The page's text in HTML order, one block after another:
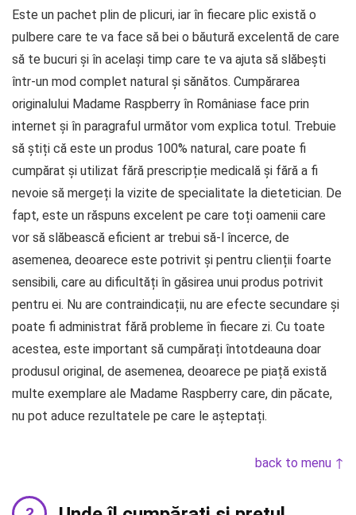
Este un pachet plin de plicuri, iar în fiecare plic există o
pulbere care te va face să bei o băutură excelentă de care
să te bucuri și în același timp care te va ajuta să slăbești
într-un mod complet natural și sănătos. Cumpărarea
originalului Madame Raspberry în Româniase face prin
internet și în paragraful următor vom explica totul. Trebuie
să știți că este un produs 100% natural, care poate fi
cumpărat și utilizat fără prescripție medicală și fără a fi
nevoie să mergeți la vizite de specialitate la dietetician. De
fapt, este un răspuns excelent pe care toți oamenii care
vor să slăbească eficient ar trebui să-l încerce, de
asemenea, deoarece este potrivit și pentru clienții foarte
sensibili, care au dificultăți în găsirea unui produs potrivit
pentru ei. Nu are contraindicații, nu are efecte secundare și
poate fi administrat fără probleme în fiecare zi. Cu toate
acestea, este important să cumpărați întotdeauna doar
produsul original, de asemenea, deoarece pe piață există
multe exemplare ale Madame Raspberry care, din păcate,
nu pot aduce rezultatele pe care le așteptați.
back to menu ↑